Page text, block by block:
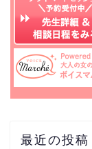
最近の投稿